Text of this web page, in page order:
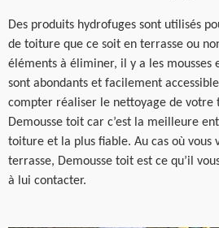
Des produits hydrofuges sont utilisés
de toiture que ce soit en terrasse ou
éléments à éliminer, il y a les mousses
sont abondants et facilement
compter réaliser le nettoyage de votre
Demousse toit car c’est la meilleure
toiture et la plus fiable. Au cas où vous
terrasse, Demousse toit est ce qu’il
à lui contacter.